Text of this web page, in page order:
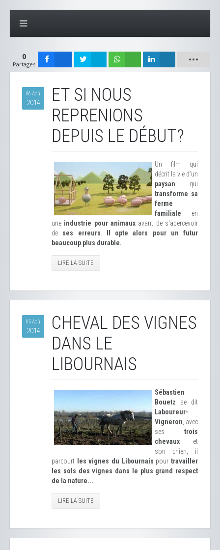
0
Partages
06 Aoû
2014
ET SI NOUS
REPRENIONS
DEPUIS LE DÉBUT?
Un film qui
décrit la vie d'un
paysan qui
transforme sa
ferme
familiale en
une industrie pour animaux avant de s'apercevoir
de ses erreurs
Il opte alors pour un futur
beaucoup plus durable.
LIRE LA SUITE
05 Aoû
2014
CHEVAL DES VIGNES
DANS LE
LIBOURNAIS
Sébastien
Bouetz se dit
Laboureur-
Vigneron , avec
ses trois
chevaux et
son chien, il
parcourt
les vignes du Libournais pourtravailler
les sols des vignes dans le plus grand respect
de la nature...
LIRE LA SUITE